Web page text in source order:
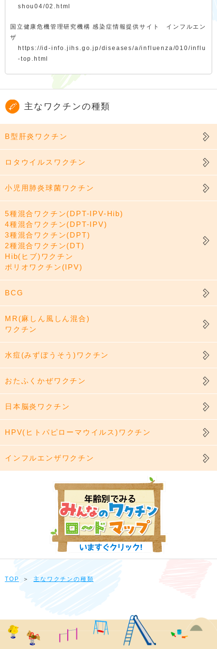
shou04/02.html
国立健康危機管理研究機構 感染症情報提供サイト インフルエン
ザ
https://id-info.jihs.go.jp/diseases/a/influenza/010/influ
-top.html
主なワクチンの種類
B型肝炎ワクチン
ロタウイルスワクチン
小児用肺炎球菌ワクチン
5種混合ワクチン(DPT-IPV-Hib)
4種混合ワクチン(DPT-IPV)
3種混合ワクチン(DPT)
2種混合ワクチン(DT)
Hib(ヒブ)ワクチン
ポリオワクチン(IPV)
BCG
MR(麻しん風しん混合)
ワクチン
水痘(みずぼうそう)ワクチン
おたふくかぜワクチン
日本脳炎ワクチン
HPV(ヒトパピローマウイルス)ワクチン
インフルエンザワクチン
TOP ＞ 主なワクチンの種類